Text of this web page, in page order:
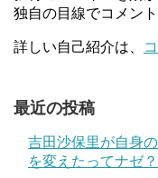
独自の目線でコメント
詳しい自己紹介は、
最近の投稿
吉田沙保里が自身
を変えたってナゼ